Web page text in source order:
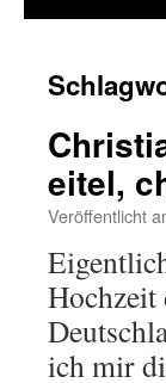
eitel,
Veröffentlicht
Hochzeit
ich mir